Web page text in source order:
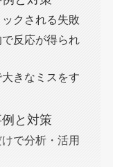
クされる失敗
反応が得られ
きなミスをす
と対策
で分析・活用